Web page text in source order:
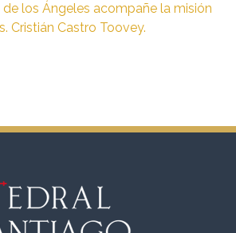
de los Ángeles acompañe la misión
Cristián Castro Toovey.